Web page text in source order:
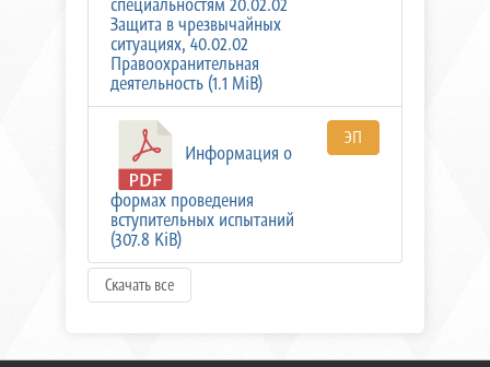
Защита в чрезвычайных
ситуациях, 40.02.02
Правоохранительная
деятельность (1.1 MiB)
Информация о
формах проведения
вступительных испытаний
(307.8 KiB)
ЭП
Скачать все